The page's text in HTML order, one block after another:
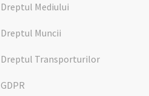
Dreptul Mediului
Dreptul Muncii
Dreptul Transporturilor
GDPR